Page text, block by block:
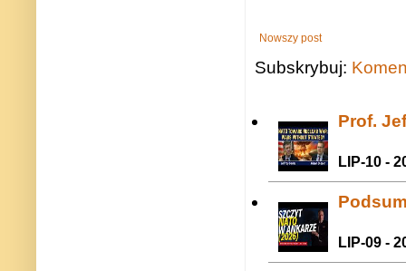
Nowszy post
Subskrybuj:
Prof.
LIP-10 -
LIP-09 -